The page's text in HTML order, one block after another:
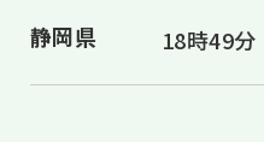
静岡県 18時49分